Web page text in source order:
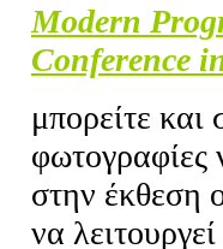
Modern
μπορείτε και
φωτογραφίες
στην έκθεση
να